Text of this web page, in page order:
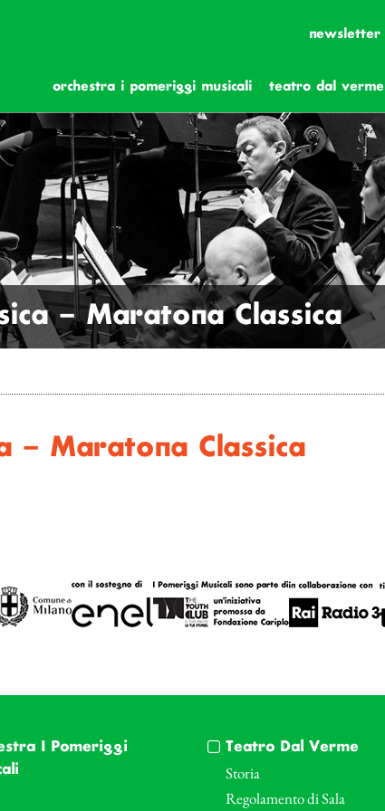
newsletter
orchestra i pomeriggi musicali teatro dal verme
– Maratona Classica
– Maratona Classica
I Pomeriggi
Teatro Dal Verme
Storia
Regolamento di Sala